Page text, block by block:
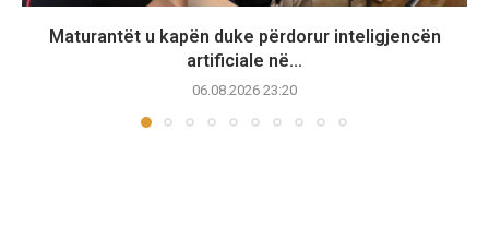
Maturantët u kapën duke përdorur inteligjencën
artificiale në...
06.08.2026 23:20